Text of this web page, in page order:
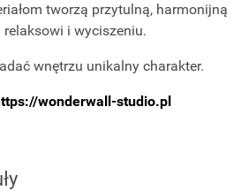
tworzą przytulną, harmonijną
i wyciszeniu.
wnętrzu unikalny charakter.
wonderwall-studio.pl